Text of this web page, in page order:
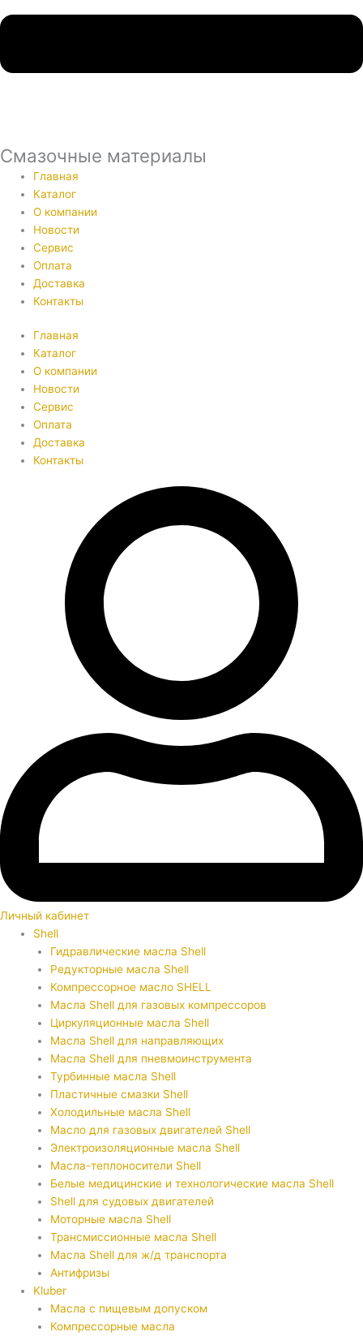
Смазочные материалы
Главная
Каталог
О компании
Новости
Сервис
Оплата
Доставка
Контакты
Главная
Каталог
О компании
Новости
Сервис
Оплата
Доставка
Контакты
Личный кабинет
Shell
Гидравлические масла Shell
Редукторные масла Shell
Компрессорное масло SHELL
Масла Shell для газовых компрессоров
Циркуляционные масла Shell
Масла Shell для направляющих
Масла Shell для пневмоинструмента
Турбинные масла Shell
Пластичные смазки Shell
Холодильные масла Shell
Масло для газовых двигателей Shell
Электроизоляционные масла Shell
Масла-теплоносители Shell
Белые медицинские и технологические масла Shell
Shell для судовых двигателей
Моторные масла Shell
Трансмиссионные масла Shell
Масла Shell для ж/д транспорта
Антифризы
Kluber
Масла с пищевым допуском
Компрессорные масла